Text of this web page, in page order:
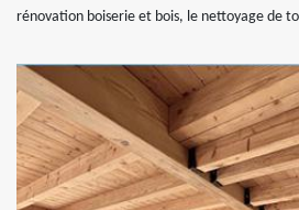
rénovation boiserie et bois, le nettoyage de